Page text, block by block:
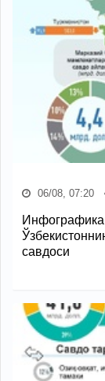
06/08, 07:20
савдоси